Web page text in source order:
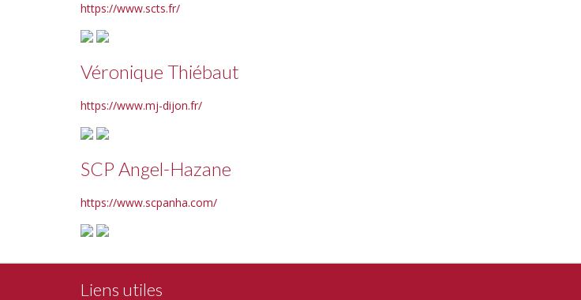
https://www.scts.fr/
Véronique Thiébaut
https://www.mj-dijon.fr/
SCP Angel-Hazane
https://www.scpanha.com/
Liens utiles